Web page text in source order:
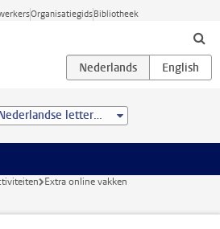
OrganisatiegidsBibliotheek
Moderne Nederlandse letterkunde (MA)
Extra online vakken